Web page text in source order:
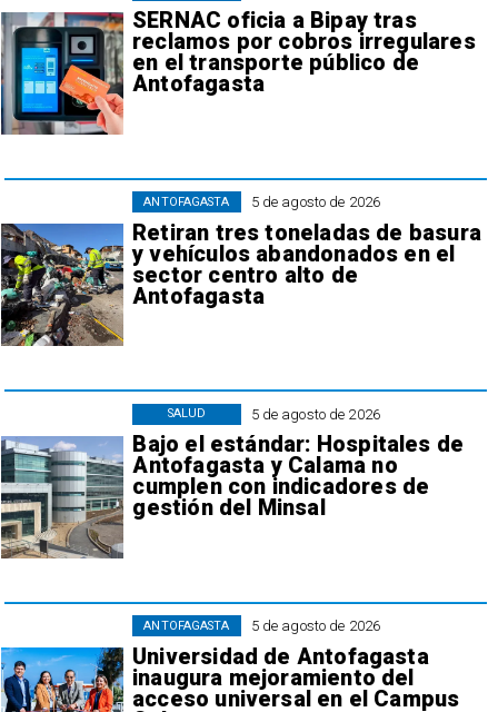
SERNAC oficia a Bipay tras
reclamos por cobros irregulares
en el transporte público de
Antofagasta
5 de agosto de 2026
Retiran tres toneladas de basura
y vehículos abandonados en el
sector centro alto de
Antofagasta
ANTOFAGASTA
5 de agosto de 2026
Bajo el estándar: Hospitales de
Antofagasta y Calama no
cumplen con indicadores de
gestión del Minsal
SALUD
5 de agosto de 2026
Universidad de Antofagasta
inaugura mejoramiento del
acceso universal en el Campus
ANTOFAGASTA